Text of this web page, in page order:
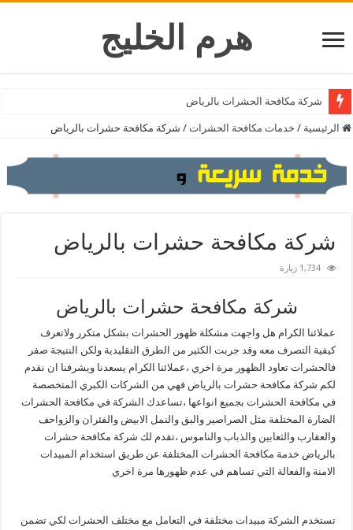
هرم الخليج
شركة تنظيف المكيفات بالرياض
الرئيسية / خدمات مكافحة الحشرات / شركة مكافحة حشرات بالرياض
شركة مكافحة حشرات بالرياض
1,734 زيارة
شركة مكافحة حشرات بالرياض
عملائنا الكرام هل واجهت مشكلة ظهور الحشرات بشكل متكرر ولاتعرف
كيفية التصرف معه وقد جربت الكثير من الطرق التقليدية ولكن النتيجة صفر
فالحشرات تعاود الظهور مرة اخري ،عملائنا الكرام يسعدنا ويشرفنا ان نقدم
لكم شركة مكافحة حشرات بالرياض فهي من الشركات الكبري المتخصصة
في مكافحة الحشرات بجميع انواعها ،تساعدك الشركة في مكافحة الحشرات
الضارة المختلفة مثل الصراصير والبق والنمل الابيض والفئران والزواحف
والعقارب والثعابين والذباب والناموس ،تقدم لك شركة مكافحة حشرات
بالرياض خدمة مكافحة الحشرات المختلفة عن طريق استخدام المبيدات
الامنة والفعالة التي تساهم في عدم ظهورها مرة اخري
تستخدم الشركة مبيدات مختلفة في التعامل مع مختلف الحشرات لكي تضمن